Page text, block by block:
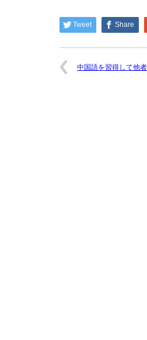
Tweet Share
中国語を習得して他